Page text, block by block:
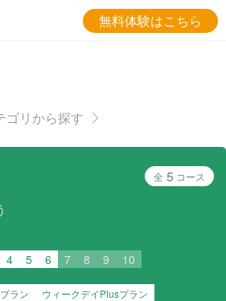
無料体験はこちら
ゴリから探す
全 5 コース
4 5 6 7 8 9
10
ラン
ウィークデイPlusプラン